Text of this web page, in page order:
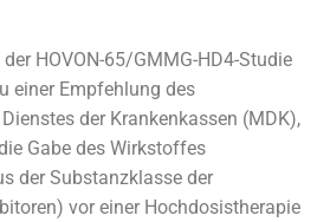
HOVON-65/GMMG-HD4-Studie
einer Empfehlung des
der Krankenkassen (MDK),
Gabe des Wirkstoffes
der Substanzklasse der
vor einer Hochdosistherapie